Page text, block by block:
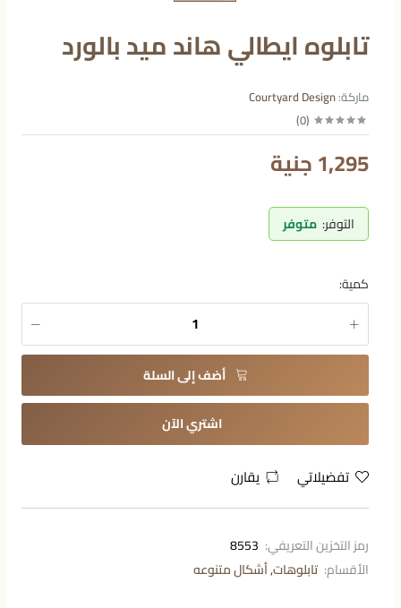
تابلوه ايطالي هاند ميد بالورد
ماركة:Courtyard Design
(
0
)
1,295 جنية
التوفر: متوفر
كمية:
أضف إلى السلة
اشتري الآن
تفضيلاتي يقارن
رمز التخزين التعريفي: 8553
الأقسام: تابلوهات,أشكال متنوعه